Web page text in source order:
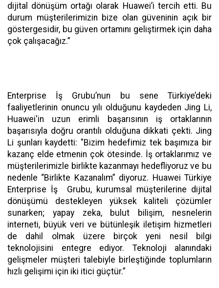
dijital dönüşüm ortağı olarak Huawei’i tercih etti. Bu
durum müşterilerimizin bize olan güveninin açık bir
göstergesidir, bu güven ortamını geliştirmek için daha
çok çalışacağız.”
Enterprise İş Grubu’nun bu sene Türkiye’deki
faaliyetlerinin onuncu yılı olduğunu kaydeden Jing Li,
Huawei'in uzun erimli başarısının iş ortaklarının
başarısıyla doğru orantılı olduğuna dikkati çekti. Jing
Li şunları kaydetti: "Bizim hedefimiz tek başımıza bir
kazanç elde etmenin çok ötesinde. İş ortaklarımız ve
müşterilerimizle birlikte kazanmayı hedefliyoruz ve bu
nedenle “Birlikte Kazanalım” diyoruz. Huawei Türkiye
Enterprise İş Grubu, kurumsal müşterilerine dijital
dönüşümü destekleyen yüksek kaliteli çözümler
sunarken; yapay zeka, bulut bilişim, nesnelerin
interneti, büyük veri ve bütünleşik iletişim hizmetleri
de dahil olmak üzere birçok yeni nesil bilgi
teknolojisini entegre ediyor. Teknoloji alanındaki
gelişmeler müşteri talebiyle birleştiğinde toplumların
hızlı gelişimi için iki itici güçtür.”